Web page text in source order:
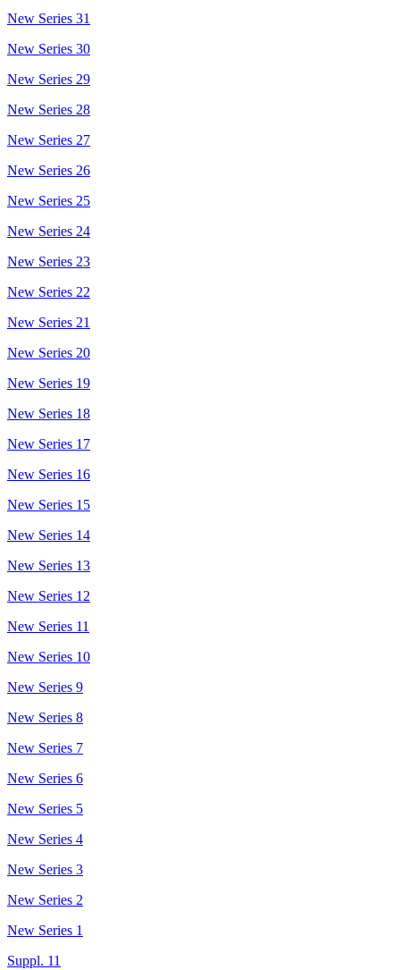
New Series 31
New Series 30
New Series 29
New Series 28
New Series 27
New Series 26
New Series 25
New Series 24
New Series 23
New Series 22
New Series 21
New Series 20
New Series 19
New Series 18
New Series 17
New Series 16
New Series 15
New Series 14
New Series 13
New Series 12
New Series 11
New Series 10
New Series 9
New Series 8
New Series 7
New Series 6
New Series 5
New Series 4
New Series 3
New Series 2
New Series 1
Suppl. 11